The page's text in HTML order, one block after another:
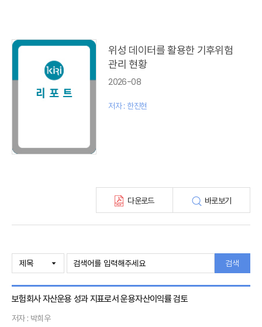
글로벌 이슈
리포트 모음집(종간)
해외학술연구 분석(종간)
금융보험해설(종간)
KIRI 고령화리뷰
보험회사 재무분석(종간)
주간 해외보험동향(종간)
해외보험금융동향(종간)
위성 데이터를 활용한 기후위험
관리 현황
2026-08
저자 : 한진현
다운로드 바로보기
검색
보험회사 자산운용 성과 지표로서 운용자산이익률 검토
저자 : 박희우